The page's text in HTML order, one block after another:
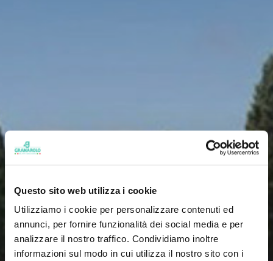
Questo sito web utilizza i cookie
Utilizziamo i cookie per personalizzare contenuti ed
annunci, per fornire funzionalità dei social media e per
analizzare il nostro traffico. Condividiamo inoltre
informazioni sul modo in cui utilizza il nostro sito con i
Organic dairy